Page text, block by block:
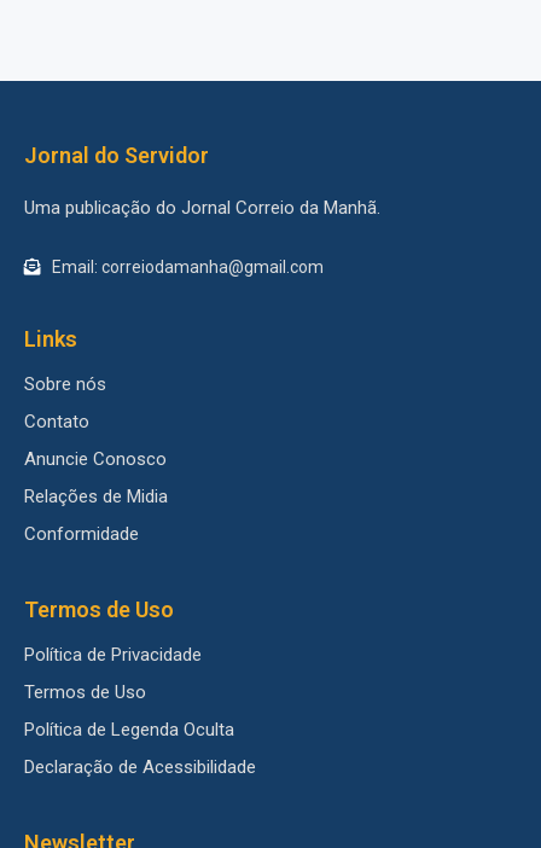
Jornal do Servidor
Uma publicação do Jornal Correio da Manhã.
Email: correiodamanha@gmail.com
Links
Sobre nós
Contato
Anuncie Conosco
Relações de Midia
Conformidade
Termos de Uso
Política de Privacidade
Termos de Uso
Política de Legenda Oculta
Declaração de Acessibilidade
Newsletter